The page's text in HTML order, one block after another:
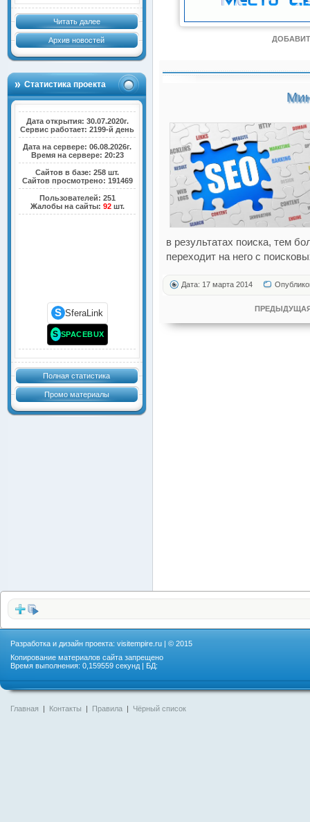
Читать далее
Архив новостей
Статистика проекта
Дата открытия: 30.07.2020г.
Сервис работает: 2199-й день
Дата на сервере: 06.08.2026г.
Время на сервере: 20:23
Сайтов в базе: 258 шт.
Сайтов просмотрено: 191469
Пользователей: 251
Жалобы на сайты: 92шт.
S SferaLink
S SPACEBUX
Полная статистика
Промо материалы
в результатах поиска, тем
переходит на него с
Дата: 17 марта 2014
Разработка и дизайн проекта: visitempire.ru | © 2015
Копирование материалов сайта запрещено
Время выполнения: 0,159559 секунд | БД:
Главная | Контакты | Правила | Чёрный список